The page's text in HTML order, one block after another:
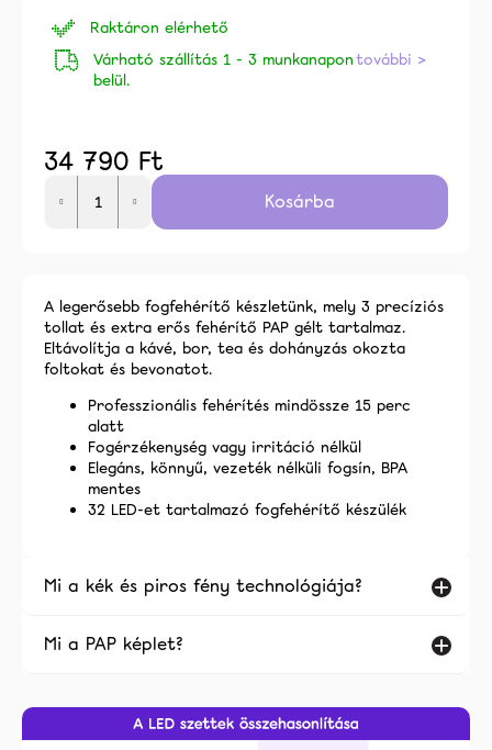
csillag.Raktáron elérhető
Várható szállítás 1 - 3 munkanapon
belül.
további >
34 790 Ft
Kosárba
A legerősebb fogfehérítő készletünk, mely 3 precíziós
tollat és extra erős fehérítő PAP gélt tartalmaz.
Eltávolítja a kávé, bor, tea és dohányzás okozta
foltokat és bevonatot.
Professzionális fehérítés mindössze 15 perc
alatt
Fogérzékenység vagy irritáció nélkül
Elegáns, könnyű, vezeték nélküli fogsín, BPA
mentes
32 LED-et tartalmazó fogfehérítő készülék
Mi a kék és piros fény technológiája?
Mi a PAP képlet?